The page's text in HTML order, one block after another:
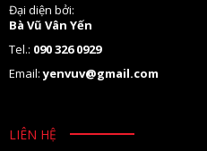
Đại diện bởi:
Bà Vũ Vân Yến
Tel.: 090 326 0929
Email:yenvuv@gmail.com
LIÊN HỆ